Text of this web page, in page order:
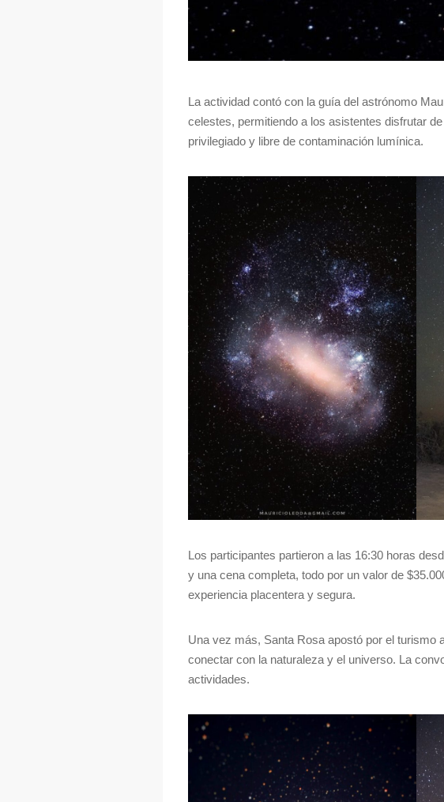
La actividad contó con la guía del astrónomo
celestes, permitiendo a los asistentes disfrutar
privilegiado y libre de contaminación lumínica.
Los participantes partieron a las 16:30 horas
y una cena completa, todo por un valor de
experiencia placentera y segura.
Una vez más, Santa Rosa apostó por el turismo
conectar con la naturaleza y el universo. La
actividades.